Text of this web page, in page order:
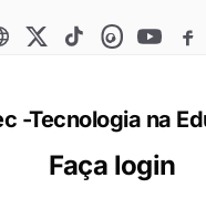
X TikTokThreadsYouTube
-Tecnologia na
Faça login